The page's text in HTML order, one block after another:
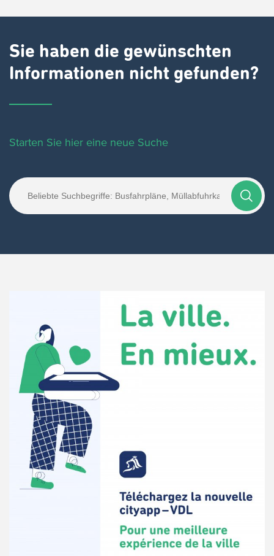
Sie haben die gewünschten
Informationen nicht gefunden?
Starten Sie hier eine neue Suche